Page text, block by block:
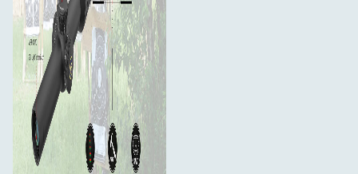
Rengöringsduk